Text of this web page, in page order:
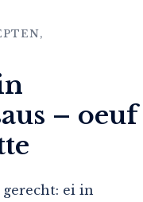
,
– oeuf
ei in